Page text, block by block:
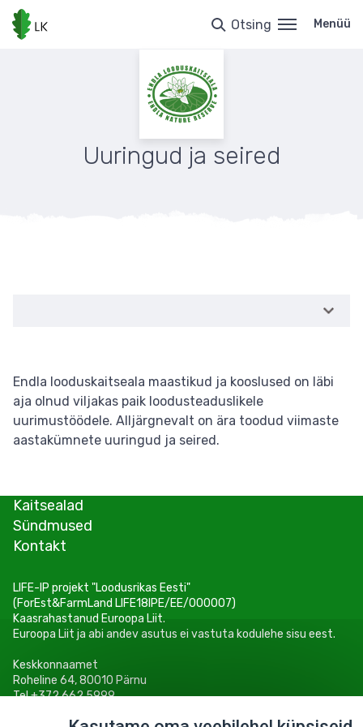
Liigu
edasi
põhisisu
Otsing Menüü
Uuringud ja seired
Endla looduskaitseala maastikud ja kooslused on läbi
aja olnud viljakas paik loodusteaduslikele
uurimustöödele. Alljärgnevalt on ära toodud viimaste
aastakümnete uuringud ja seired.
Kaitsealad
Sündmused
Kontakt
LIFE-IP projekt "Loodusrikas Eesti"
(ForEst&FarmLand LIFE18IPE/EE/000007)
Kaasrahastanud Euroopa Liit.
Euroopa Liit ja abi andev asutus ei vastuta kodulehe sisu eest.
Keskkonnaamet
Roheline 64, 80010 Pärnu
Tel +372 662 5999